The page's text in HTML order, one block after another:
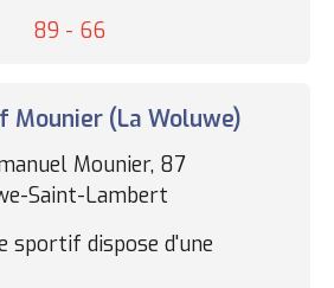
Mounier (La Woluwe)
Mounier, 87
Saint-Lambert
sportif dispose d'une
89 - 66